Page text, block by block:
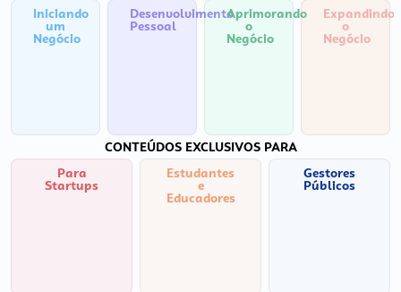
Iniciando
um
Negócio
Desenvolvimento
Pessoal
Aprimorando
o
Negócio
Expandindo
o
Negócio
CONTEÚDOS EXCLUSIVOS PARA
Para
Startups
Estudantes
e
Educadores
Gestores
Públicos